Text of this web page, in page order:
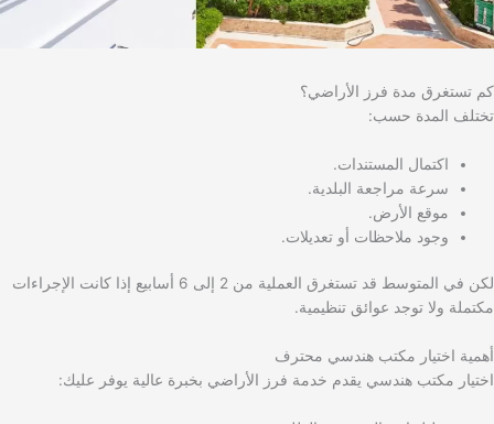
كم تستغرق مدة فرز الأراضي؟
تختلف المدة حسب:
اكتمال المستندات.
سرعة مراجعة البلدية.
موقع الأرض.
وجود ملاحظات أو تعديلات.
لكن في المتوسط قد تستغرق العملية من 2 إلى 6 أسابيع إذا كانت الإجراءات
مكتملة ولا توجد عوائق تنظيمية.
أهمية اختيار مكتب هندسي محترف
اختيار مكتب هندسي يقدم خدمة فرز الأراضي بخبرة عالية يوفر عليك: